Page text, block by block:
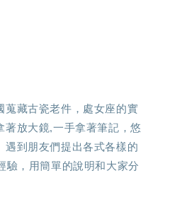
蒐藏古瓷老件，處女座的實
著放大鏡,一手拿著筆記，悠
遇到朋友們提出各式各樣的
驗，用簡單的說明和大家分